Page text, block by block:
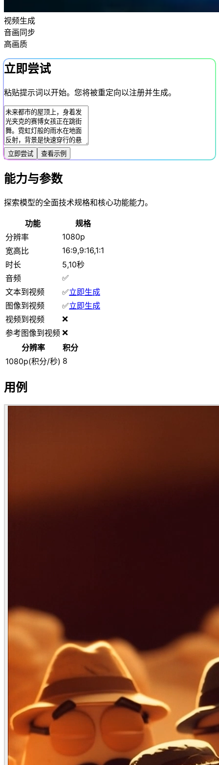
视频生成
音画同步
高画质
立即尝试
粘贴提示词以开始。您将被重定向以注册并生成。
立即尝试 查看示例
能力与参数
探索模型的全面技术规格和核心功能能力。
功能
规格
分辨率
1080p
宽高比
16:9,9:16,1:1
时长
5,10秒
音频
✅
文本到视频
✅立即生成
图像到视频
✅立即生成
视频到视频
❌
参考图像到视频 ❌
分辨率
积分
1080p(积分/秒) 8
用例